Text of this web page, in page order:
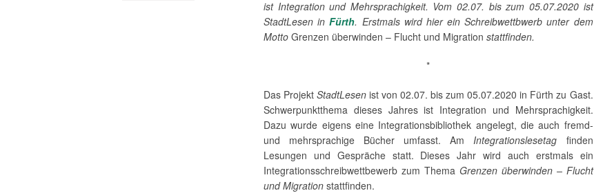
ist Integration und Mehrsprachigkeit. Vom 02.07. bis zum 05.07.2020 ist
StadtLesen inFürth. Erstmals wird hier ein Schreibwettbwerb unter dem
Motto Grenzen überwinden – Flucht und Migration stattfinden.
*
Das ProjektStadtLesen ist von 02.07. bis zum 05.07.2020 in Fürth zu Gast.
Schwerpunktthema dieses Jahres ist Integration und Mehrsprachigkeit.
Dazu wurde eigens eine Integrationsbibliothek angelegt, die auch fremd-
und mehrsprachige Bücher umfasst. Am Integrationslesetag finden
Lesungen und Gespräche statt. Dieses Jahr wird auch erstmals ein
Integrationsschreibwettbewerb zum Thema Grenzen überwinden – Flucht
und Migration stattfinden.